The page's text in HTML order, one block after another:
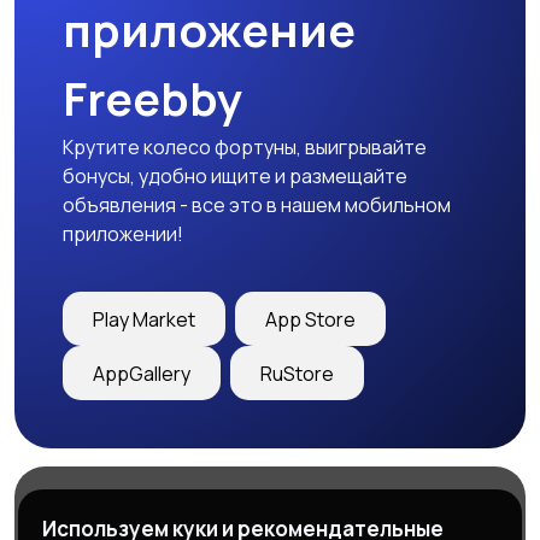
приложение
Freebby
Крутите колесо фортуны, выигрывайте
бонусы, удобно ищите и размещайте
объявления - все это в нашем мобильном
приложении!
Play Market App Store
AppGallery RuStore
Служба поддержки
Используем куки и рекомендательные